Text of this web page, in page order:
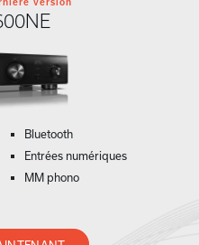
Bluetooth
Entrées numériques
MM phono